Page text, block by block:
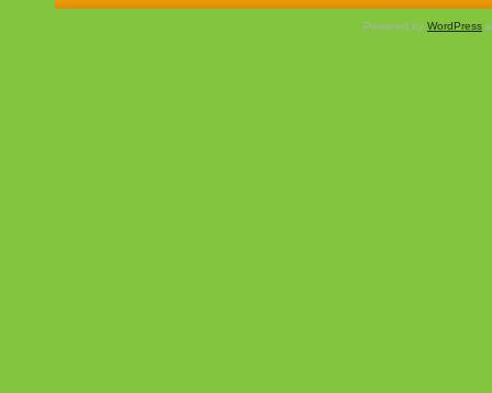
Powered by WordPress